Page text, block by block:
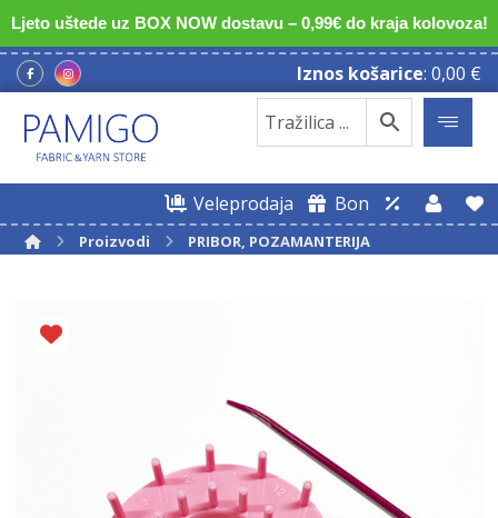
Ljeto uštede uz BOX NOW dostavu – 0,99€ do kraja kolovoza!
Iznos košarice: 0,00 €
Veleprodaja Bon
Proizvodi PRIBOR, POZAMANTERIJA